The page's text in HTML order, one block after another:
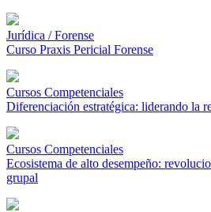
Jurídica / Forense
Curso Praxis Pericial Forense
Cursos Competenciales
Diferenciación estratégica: liderando la
Cursos Competenciales
Ecosistema de alto desempeño:
grupal